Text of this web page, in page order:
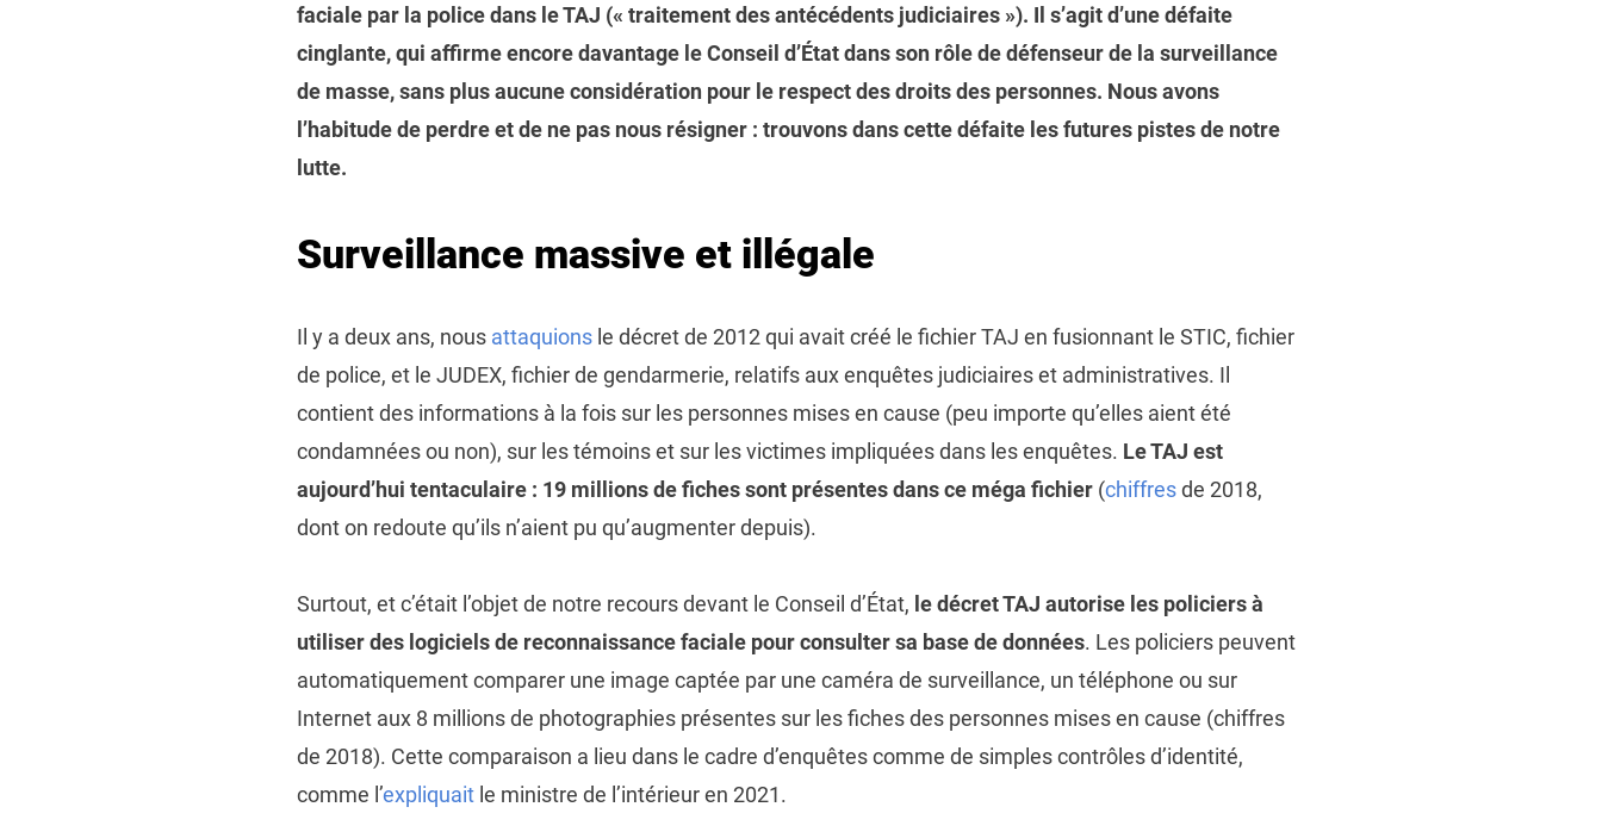
faciale par la police dans le TAJ (« traitement des antécédents judiciaires »). Il s’agit d’une défaite
cinglante, qui affirme encore davantage le Conseil d’État dans son rôle de défenseur de la surveillance
de masse, sans plus aucune considération pour le respect des droits des personnes. Nous avons
l’habitude de perdre et de ne pas nous résigner : trouvons dans cette défaite les futures pistes de notre
lutte.
Surveillance massive et illégale
Il y a deux ans, nous attaquionsle décret de 2012 qui avait créé le fichier TAJ en fusionnant le STIC, fichier
de police, et le JUDEX, fichier de gendarmerie, relatifs aux enquêtes judiciaires et administratives. Il
contient des informations à la fois sur les personnes mises en cause (peu importe qu’elles aient été
condamnées ou non), sur les témoins et sur les victimes impliquées dans les enquêtes. Le TAJ est
aujourd’hui tentaculaire : 19 millions de fiches sont présentes dans ce méga fichier(chiffresde 2018,
dont on redoute qu’ils n’aient pu qu’augmenter depuis).
Surtout, et c’était l’objet de notre recours devant le Conseil d’État, le décret TAJ autorise les policiers à
utiliser des logiciels de reconnaissance faciale pour consulter sa base de données. Les policiers peuvent
automatiquement comparer une image captée par une caméra de surveillance, un téléphone ou sur
Internet aux 8 millions de photographies présentes sur les fiches des personnes mises en cause (chiffres
de 2018). Cette comparaison a lieu dans le cadre d’enquêtes comme de simples contrôles d’identité,
comme l’expliquaitle ministre de l’intérieur en 2021.